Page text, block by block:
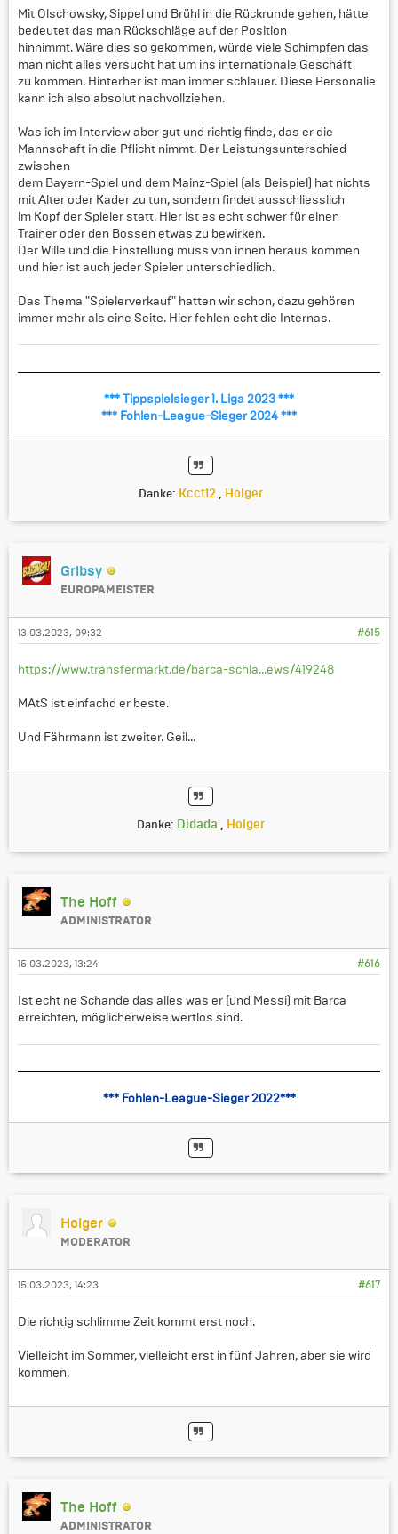
Mit Olschowsky, Sippel und Brühl in die Rückrunde gehen, hätte
bedeutet das man Rückschläge auf der Position
hinnimmt. Wäre dies so gekommen, würde viele Schimpfen das
man nicht alles versucht hat um ins internationale Geschäft
zu kommen. Hinterher ist man immer schlauer. Diese Personalie
kann ich also absolut nachvollziehen.
Was ich im Interview aber gut und richtig finde, das er die
Mannschaft in die Pflicht nimmt. Der Leistungsunterschied
zwischen
dem Bayern-Spiel und dem Mainz-Spiel (als Beispiel) hat nichts
mit Alter oder Kader zu tun, sondern findet ausschliesslich
im Kopf der Spieler statt. Hier ist es echt schwer für einen
Trainer oder den Bossen etwas zu bewirken.
Der Wille und die Einstellung muss von innen heraus kommen
und hier ist auch jeder Spieler unterschiedlich.
Das Thema "Spielerverkauf" hatten wir schon, dazu gehören
immer mehr als eine Seite. Hier fehlen echt die Internas.
*** Tippspielsieger 1. Liga 2023 ***
*** Fohlen-League-Sieger 2024 ***
Danke: Kcct12 , Holger
Gribsy
EUROPAMEISTER
#615
13.03.2023, 09:32
https://www.transfermarkt.de/barca-schla...ews/419248
MAtS ist einfachd er beste.
Und Fährmann ist zweiter. Geil...
Danke: Didada , Holger
The Hoff
ADMINISTRATOR
#616
15.03.2023, 13:24
Ist echt ne Schande das alles was er (und Messi) mit Barca
erreichten, möglicherweise wertlos sind.
*** Fohlen-League-Sieger 2022***
Holger
MODERATOR
#617
15.03.2023, 14:23
Die richtig schlimme Zeit kommt erst noch.
Vielleicht im Sommer, vielleicht erst in fünf Jahren, aber sie wird
kommen.
The Hoff
ADMINISTRATOR